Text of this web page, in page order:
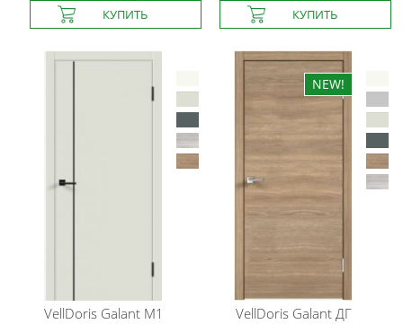
VellDoris Galant M1
VellDoris Galant ДГ